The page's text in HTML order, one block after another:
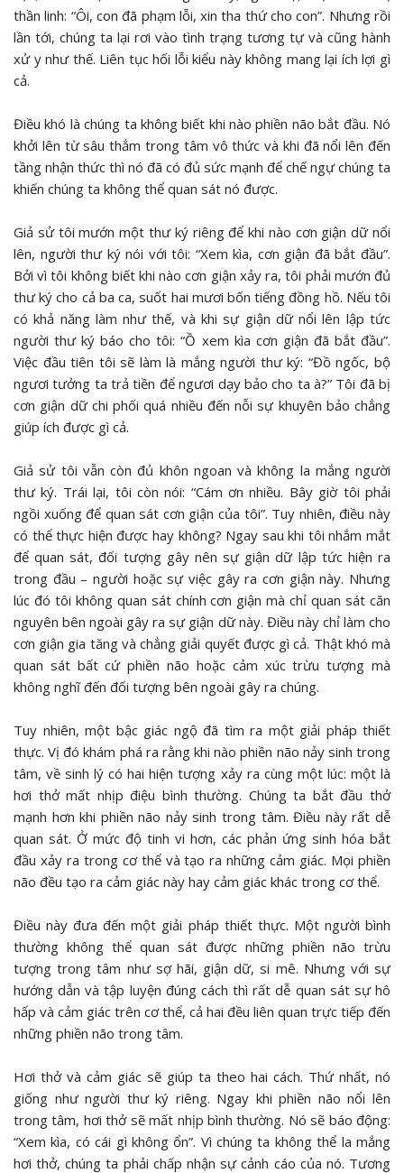
thần linh: “Ôi, con đã phạm lỗi, xin tha thứ cho con”. Nhưng rồi
lần tới, chúng ta lại rơi vào tình trạng tương tự và cũng hành
xử y như thế. Liên tục hối lỗi kiểu này không mang lại ích lợi gì
cả.
Điều khó là chúng ta không biết khi nào phiền não bắt đầu. Nó
khởi lên từ sâu thẳm trong tâm vô thức và khi đã nổi lên đến
tầng nhận thức thì nó đã có đủ sức mạnh để chế ngự chúng ta
khiến chúng ta không thể quan sát nó được.
Giả sử tôi mướn một thư ký riêng để khi nào cơn giận dữ nổi
lên, người thư ký nói với tôi: “Xem kìa, cơn giận đã bắt đầu”.
Bởi vì tôi không biết khi nào cơn giận xảy ra, tôi phải mướn đủ
thư ký cho cả ba ca, suốt hai mươi bốn tiếng đồng hồ. Nếu tôi
có khả năng làm như thế, và khi sự giận dữ nổi lên lập tức
người thư ký báo cho tôi: “Ồ xem kìa cơn giận đã bắt đầu”.
Việc đầu tiên tôi sẽ làm là mắng người thư ký: “Đồ ngốc, bộ
ngươi tưởng ta trả tiền để ngươi dạy bảo cho ta à?” Tôi đã bị
cơn giận dữ chi phối quá nhiều đến nỗi sự khuyên bảo chẳng
giúp ích được gì cả.
Giả sử tôi vẫn còn đủ khôn ngoan và không la mắng người
thư ký. Trái lại, tôi còn nói: “Cám ơn nhiều. Bây giờ tôi phải
ngồi xuống để quan sát cơn giận của tôi”. Tuy nhiên, điều này
có thể thực hiện được hay không? Ngay sau khi tôi nhắm mắt
để quan sát, đối tượng gây nên sự giận dữ lập tức hiện ra
trong đầu – người hoặc sự việc gây ra cơn giận này. Nhưng
lúc đó tôi không quan sát chính cơn giận mà chỉ quan sát căn
nguyên bên ngoài gây ra sự giận dữ này. Điều này chỉ làm cho
cơn giận gia tăng và chẳng giải quyết được gì cả. Thật khó mà
quan sát bất cứ phiền não hoặc cảm xúc trừu tượng mà
không nghĩ đến đối tượng bên ngoài gây ra chúng.
Tuy nhiên, một bậc giác ngộ đã tìm ra một giải pháp thiết
thực. Vị đó khám phá ra rằng khi nào phiền não nảy sinh trong
tâm, về sinh lý có hai hiện tượng xảy ra cùng một lúc: một là
hơi thở mất nhịp điệu bình thường. Chúng ta bắt đầu thở
mạnh hơn khi phiền não nảy sinh trong tâm. Điều này rất dễ
quan sát. Ở mức độ tinh vi hơn, các phản ứng sinh hóa bắt
đầu xảy ra trong cơ thể và tạo ra những cảm giác. Mọi phiền
não đều tạo ra cảm giác này hay cảm giác khác trong cơ thể.
Điều này đưa đến một giải pháp thiết thực. Một người bình
thường không thể quan sát được những phiền não trừu
tượng trong tâm như sợ hãi, giận dữ, si mê. Nhưng với sự
hướng dẫn và tập luyện đúng cách thì rất dễ quan sát sự hô
hấp và cảm giác trên cơ thể, cả hai đều liên quan trực tiếp đến
những phiền não trong tâm.
Hơi thở và cảm giác sẽ giúp ta theo hai cách. Thứ nhất, nó
giống như người thư ký riêng. Ngay khi phiền não nổi lên
trong tâm, hơi thở sẽ mất nhịp bình thường. Nó sẽ báo động:
“Xem kìa, có cái gì không ổn”. Vì chúng ta không thể la mắng
hơi thở, chúng ta phải chấp nhận sự cảnh cáo của nó. Tương